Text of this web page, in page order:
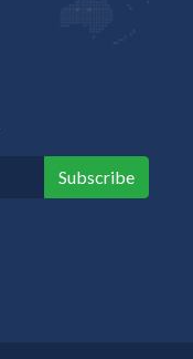
Subscribe